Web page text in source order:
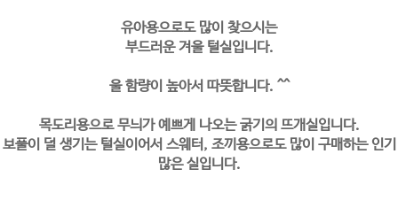
유아용으로도 많이 찾으시는
부드러운 겨울 털실입니다.
울 함량이 높아서 따뜻합니다. ^^
목도리용으로 무늬가 예쁘게 나오는 굵기의 뜨개실입니다.
보풀이 덜 생기는 털실이어서 스웨터, 조끼용으로도 많이 구매하는 인기
많은 실입니다.